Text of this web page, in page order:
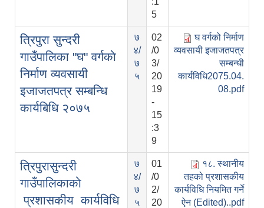
5
त्रिपुरा सुन्दरी
गाउँपालिका "घ" वर्गकाे
निर्माण व्यवसायी
इजाजतपत्र सम्बन्धि
कार्यबिधि २०७५
७
४/
७
५
02
/0
3/
20
19
-
15
:3
9
घ वर्गको निर्माण
व्यवसायी इजाजतपत्र
सम्बन्धी
कार्यविधि2075.04.
08.pdf
त्रिपुरासुन्दरी
गाउँपालिकाकाे
प्रशासकीय कार्यविधि
७
४/
७
५
01
/0
2/
20
१८. स्थानीय
तहको प्रशासकीय
कार्यविधि नियमित गर्ने
ऐन (Edited)..pdf